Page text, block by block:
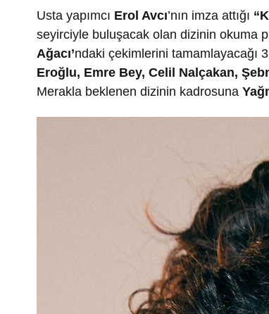
Usta yapımcı Erol Avcı’nın imza attığı
seyirciyle buluşacak olan dizinin okuma
Ağacı’ndaki çekimlerini tamamlayacağı
Eroğlu, Emre Bey, Celil Nalçakan,
Merakla beklenen dizinin kadrosuna